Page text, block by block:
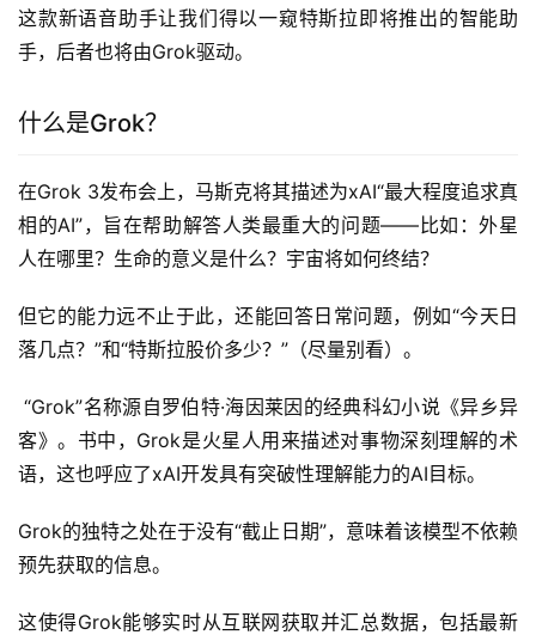
这款新语音助手让我们得以一窥特斯拉即将推出的智能助
手，后者也将由Grok驱动。
什么是Grok？
在Grok 3发布会上，马斯克将其描述为xAI“最大程度追求真
相的AI”，旨在帮助解答人类最重大的问题——比如：外星
人在哪里？生命的意义是什么？宇宙将如何终结？
但它的能力远不止于此，还能回答日常问题，例如“今天日
落几点？”和“特斯拉股价多少？”（尽量别看）。
“Grok”名称源自罗伯特·海因莱因的经典科幻小说《异乡异
客》。书中，Grok是火星人用来描述对事物深刻理解的术
语，这也呼应了xAI开发具有突破性理解能力的AI目标。
Grok的独特之处在于没有“截止日期”，意味着该模型不依赖
预先获取的信息。
这使得Grok能够实时从互联网获取并汇总数据，包括最新